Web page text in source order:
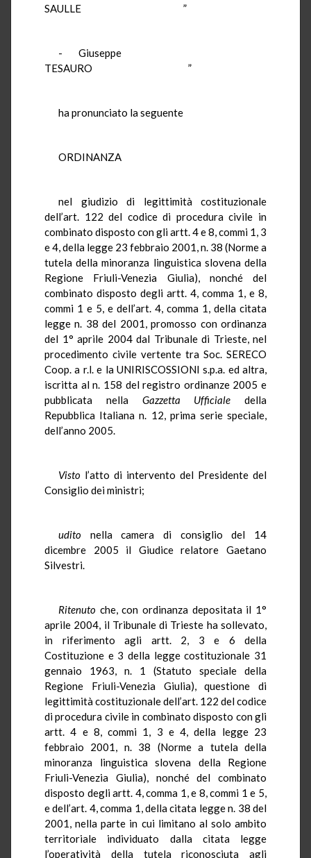
SAULLE ”
- Giuseppe
TESAURO ”
ha pronunciato la seguente
ORDINANZA
nel giudizio di legittimità costituzionale
dell’art. 122 del codice di procedura civile in
combinato disposto con gli artt. 4 e 8, commi 1, 3
e 4, della legge 23 febbraio 2001, n. 38 (Norme a
tutela della minoranza linguistica slovena della
Regione Friuli-Venezia Giulia), nonché del
combinato disposto degli artt. 4, comma 1, e 8,
commi 1 e 5, e dell’art. 4, comma 1, della citata
legge n. 38 del 2001, promosso con ordinanza
del 1° aprile 2004 dal Tribunale di Trieste, nel
procedimento civile vertente tra Soc. SERECO
Coop. a r.l. e la UNIRISCOSSIONI s.p.a. ed altra,
iscritta al n. 158 del registro ordinanze 2005 e
pubblicata nella Gazzetta Ufficiale della
Repubblica Italiana n. 12, prima serie speciale,
dell’anno 2005.
Visto l’atto di intervento del Presidente del
Consiglio dei ministri;
udito nella camera di consiglio del 14
dicembre 2005 il Giudice relatore Gaetano
Silvestri.
Ritenuto che, con ordinanza depositata il 1°
aprile 2004, il Tribunale di Trieste ha sollevato,
in riferimento agli artt. 2, 3 e 6 della
Costituzione e 3 della legge costituzionale 31
gennaio 1963, n. 1 (Statuto speciale della
Regione Friuli-Venezia Giulia), questione di
legittimità costituzionale dell’art. 122 del codice
di procedura civile in combinato disposto con gli
artt. 4 e 8, commi 1, 3 e 4, della legge 23
febbraio 2001, n. 38 (Norme a tutela della
minoranza linguistica slovena della Regione
Friuli-Venezia Giulia), nonché del combinato
disposto degli artt. 4, comma 1, e 8, commi 1 e 5,
e dell’art. 4, comma 1, della citata legge n. 38 del
2001, nella parte in cui limitano al solo ambito
territoriale individuato dalla citata legge
l’operatività della tutela riconosciuta agli